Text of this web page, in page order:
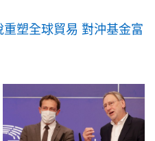
塑全球貿易 對沖基金富